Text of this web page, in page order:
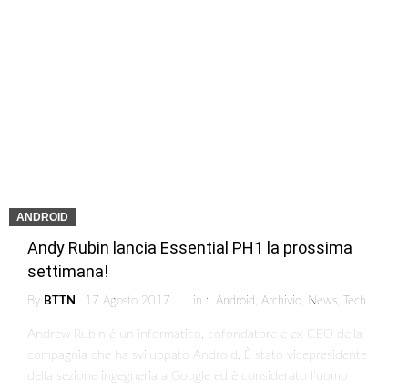
ANDROID
Andy Rubin lancia Essential PH1 la prossima
settimana!
By BTTN 17 Agosto 2017 in : Android , Archivio, News, Tech
Andrew Rubin è un informatico, cofondatore e ex-CEO della
compagnia che ha sviluppato Android. È stato vicepresidente
della sezione ingegneria a Google ed è considerato l’uomo